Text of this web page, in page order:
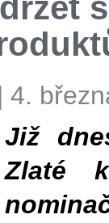
| 4.
Již
Zlaté